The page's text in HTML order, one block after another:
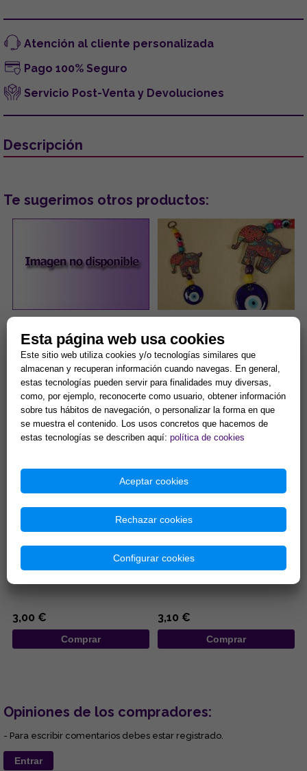
Atención al cliente personalizada
Pago 100% Seguro
Servicio Post-Venta y Devoluciones
Descripción
Te sugerimos otros productos:
OJOS TURCOS COLOR LILA
CON PESTAÑAS BRILLANTES
5,00 €
Comprar
DISEÑO ELEFANTE DE
COLORES Y OJO TURCO
6.5x19CM
...
1,80 €
Comprar
COLGANTE DE MADERA
DISEÑO MANO DE FATIMA DE
COLORES Y OJOS TURCOS
3,00 €
Comprar
LLAVERO ACERO DISEÑO
TETRAGRAMATON 3,5 X 10,5
3,10 €
Comprar
Opiniones de los compradores:
- Para escribir comentarios debes estar registrado.
Entrar
Esta página web usa cookies
Este sitio web utiliza cookies y/o tecnologías similares que
almacenan y recuperan información cuando navegas. En general,
estas tecnologías pueden servir para finalidades muy diversas,
como, por ejemplo, reconocerte como usuario, obtener información
sobre tus hábitos de navegación, o personalizar la forma en que
se muestra el contenido. Los usos concretos que hacemos de
estas tecnologías se describen aquí: política de cookies
Aceptar cookies
Rechazar cookies
Configurar cookies